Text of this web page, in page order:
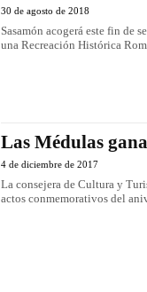
30 de agosto de 2018
Sasamón acogerá este fin de
una Recreación Histórica
Las Médulas
4 de diciembre de 2017
La consejera de Cultura y
actos conmemorativos del